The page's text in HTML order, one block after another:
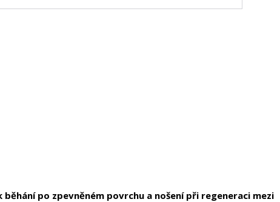
běhání po zpevněném povrchu a nošení při regeneraci mezi